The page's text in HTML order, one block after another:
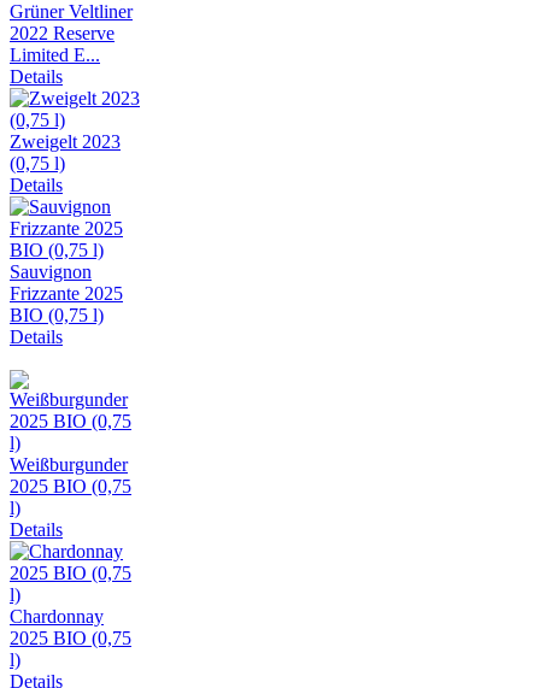
Grüner Veltliner
2022 Reserve
Limited E...
Details
Zweigelt 2023
(0,75 l)
Details
Sauvignon
Frizzante 2025
BIO (0,75 l)
Details
Weißburgunder
2025 BIO (0,75
l)
Details
Chardonnay
2025 BIO (0,75
l)
Details